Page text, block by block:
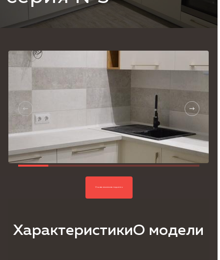
спальню
Детская мебель
Узнать стоимость под ключ
ХарактеристикиО модели
Согласие на обработку
персональных данных,
конфиденциальности.